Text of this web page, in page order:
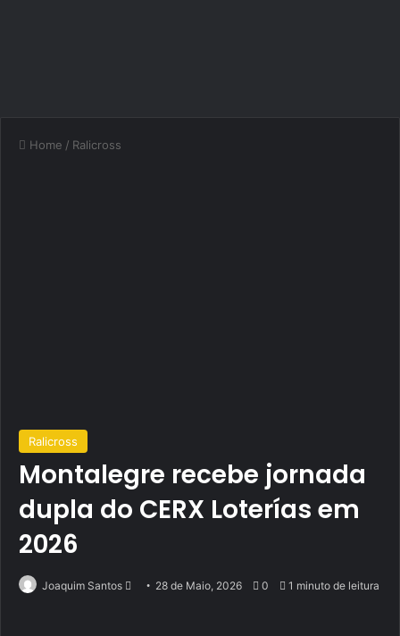
Home / Ralicross
Ralicross
Montalegre recebe jornada
dupla do CERX Loterías em
2026
Joaquim Santos
Send 28 de Maio, 2026 0 1 minuto de leitura